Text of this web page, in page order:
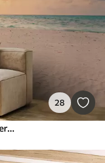
28
Fotótapéta Strand fehér homok tenger és hullámok